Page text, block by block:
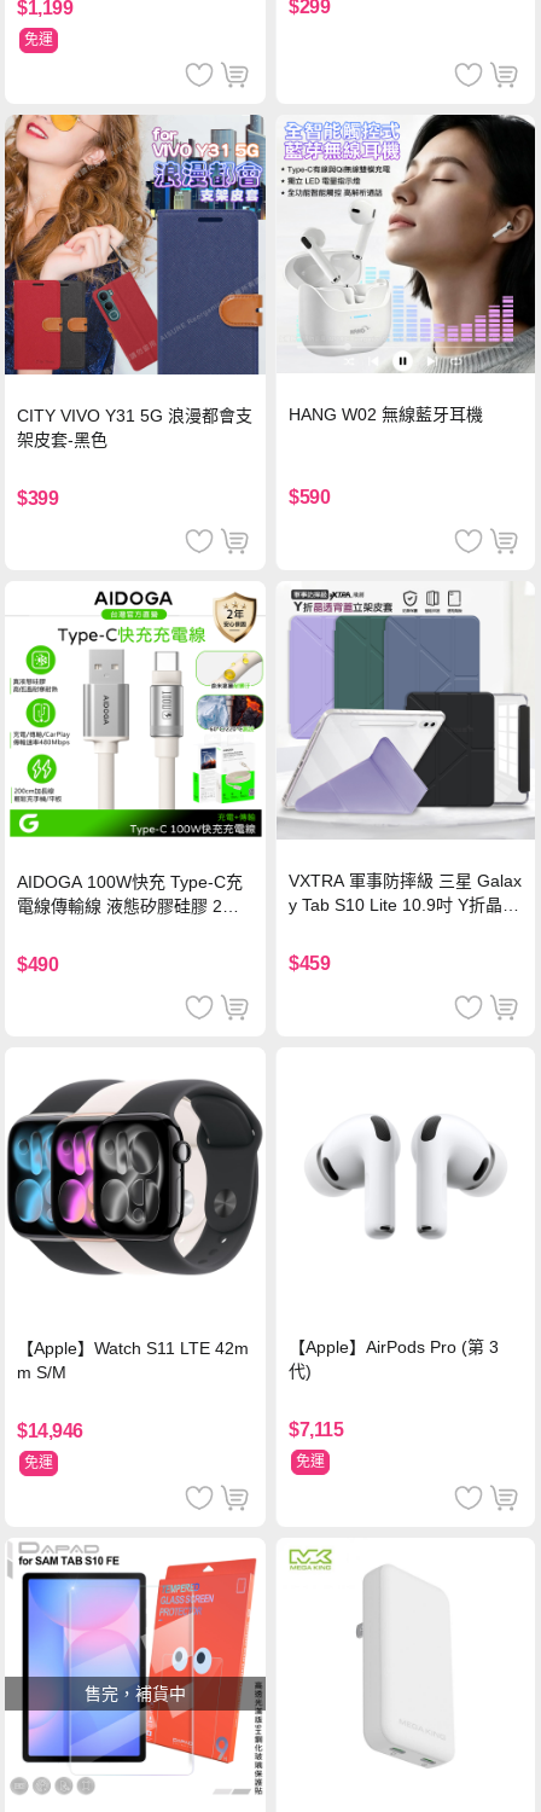
$1,199
免運
$299
CITY VIVO Y31 5G 浪漫都會支
架皮套-黑色
$399
HANG W02 無線藍牙耳機
$590
AIDOGA 100W快充 Type-C充
電線傳輸線 液態矽膠硅膠 2M
$490
VXTRA 軍事防摔級 三星 Galax
y Tab S10 Lite 10.9吋 Y折晶透
$459
【Apple】Watch S11 LTE 42m
m S/M
$14,946
免運
【Apple】AirPods Pro (第 3
代)
$7,115
免運
售完，補貨中